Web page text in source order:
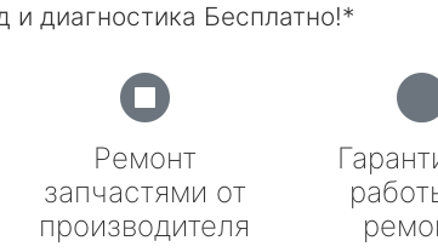
и диагностика Бесплатно!*
Ремонт
запчастями от
производителя